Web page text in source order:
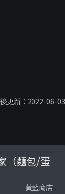
更新：2022-06-03
（麵包/蛋
黃藍商店